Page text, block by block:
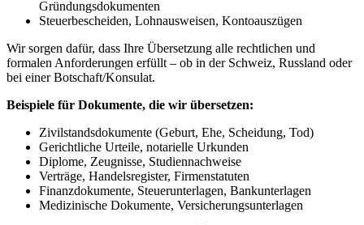
Gründungsdokumenten
Steuerbescheiden, Lohnausweisen, Kontoauszügen
Wir sorgen dafür, dass Ihre Übersetzung alle rechtlichen und
formalen Anforderungen erfüllt – ob in der Schweiz, Russland oder
bei einer Botschaft/Konsulat.
Beispiele für Dokumente, die wir übersetzen:
Zivilstandsdokumente (Geburt, Ehe, Scheidung, Tod)
Gerichtliche Urteile, notarielle Urkunden
Diplome, Zeugnisse, Studiennachweise
Verträge, Handelsregister, Firmenstatuten
Finanzdokumente, Steuerunterlagen, Bankunterlagen
Medizinische Dokumente, Versicherungsunterlagen